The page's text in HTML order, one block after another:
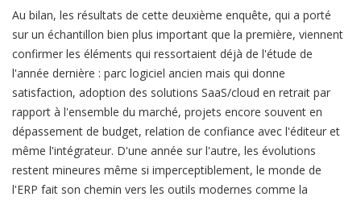
Au bilan, les résultats de cette deuxième enquête, qui a porté
sur un échantillon bien plus important que la première, viennent
confirmer les éléments qui ressortaient déjà de l'étude de
l'année dernière : parc logiciel ancien mais qui donne
satisfaction, adoption des solutions SaaS/cloud en retrait par
rapport à l'ensemble du marché, projets encore souvent en
dépassement de budget, relation de confiance avec l'éditeur et
même l'intégrateur. D'une année sur l'autre, les évolutions
restent mineures même si imperceptiblement, le monde de
l'ERP fait son chemin vers les outils modernes comme la